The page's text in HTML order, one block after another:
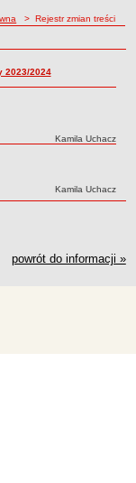
> Rejestr zmian treści
2023/2024
Autor:
Kamila Uchacz
Autor:
Kamila Uchacz
powrót do informacji »